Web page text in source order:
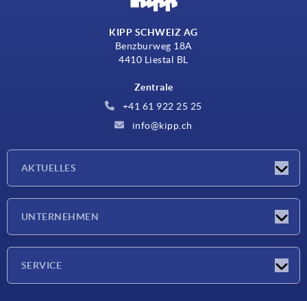
KIPP SCHWEIZ AG
Benzburweg 18A
4410 Liestal BL
Zentrale
+41 61 922 25 25
info@kipp.ch
AKTUELLES
UNTERNEHMEN
SERVICE